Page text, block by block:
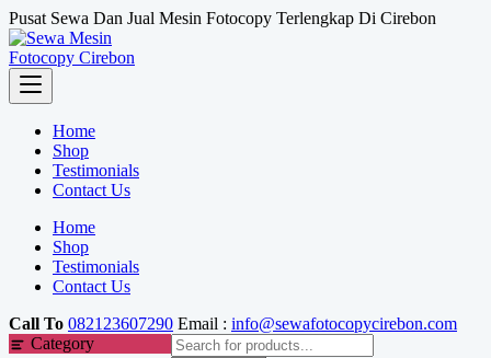
Skip
to
content
Pusat Sewa Dan Jual Mesin Fotocopy Terlengkap Di Cirebon
Home
Shop
Testimonials
Contact Us
Home
Shop
Testimonials
Contact Us
Call To 082123607290 Email : info@sewafotocopycirebon.com
Category